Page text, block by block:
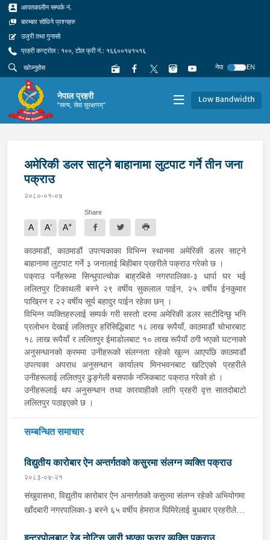
आपतकालीन सम्पर्क नं.
बारम्बार सोधिने प्रश्नहरु
उजुरी तथा गुनासो
प्रहरी कन्ट्रोल : १००, टोल फ्री नं.: १६६००१४१५१६
नेपा
EN
नेपाल प्रहरी
"सत्य, सेवा सुरक्षणम्" Low Bandwidth
अमेरिकी डलर साट्ने बाहानामा लुटपाट गर्ने तीन जना
पक्राउ
२०८०-०१-०४
A A- A+
Share
काठमाडौं, काठमाडौं उपत्यकाका विभिन्न स्थानमा अमेरिकी डलर साट्ने
बाहानामा लुटपाट गर्ने ३ जनालाई बिहीबार प्रहरीले पक्राउ गरेको छ ।
पक्राउ पर्नेहरूमा सिन्धुपाल्चोक बाह्रबिसे नगरपालिका-३ धार्पा घर भई
ललितपुर टिकाथली बस्ने २९ वर्षीय सुकलाल पाईन, २५ वर्षीय ईनकुमार
पाख्रिन र २२ वर्षीय सूर्य बहादुर पाईन रहेका छन् ।
विभिन्न व्यक्तिहरुलाई सम्पर्क गरी सस्तो दरमा अमेरिकी डलर साटीदिन्छु भनि
प्रलोभन देखाई ललितपुर हरिसिद्धिबाट १८ लाख रूपैयाँ, काठमाडौं चोभारबाट
१८ लाख रूपैयाँ र ललितपुर ईमाडोलबाट १० लाख रूपैयाँ ठगी भएको घटनाको
अनुसन्धानको क्रममा उनीहरूको संलग्नता रहेको खुल्न आएपछि काठमाडौं
उपत्यका अपराध अनुसन्धान कार्यालय मिनभवनबाट खटिएको प्रहरीले
उनीहरूलाई ललितपुर ढुङ्गेली बसपार्क नजिकबाट पक्राउ गरेको हो ।
उनीहरूलाई थप अनुसन्धान तथा कारवाहीको लागि प्रहरी वृत्त सातदोबाटो
ललितपुर पठाइएको छ ।
सम्बन्धित समाचार
विद्युतीय कारोबार ऐन अन्तर्गतको कसुरमा संलग्न व्यक्ति पक्राउ
२०८३-०४-२१
संखुवासभा, विद्युतीय कारोबार ऐन अन्तर्गतको कसुरमा संलग्न रहेको अभियोगमा
खाँदबारी नगरपालिका-३ बस्ने ६५ वर्षीय हेमराज घिमिरेलाई बुधबार प्रहरीले
इन्टरपोलबाट रेड नोटिस जारी भएका फरार व्यक्ति पक्राउ